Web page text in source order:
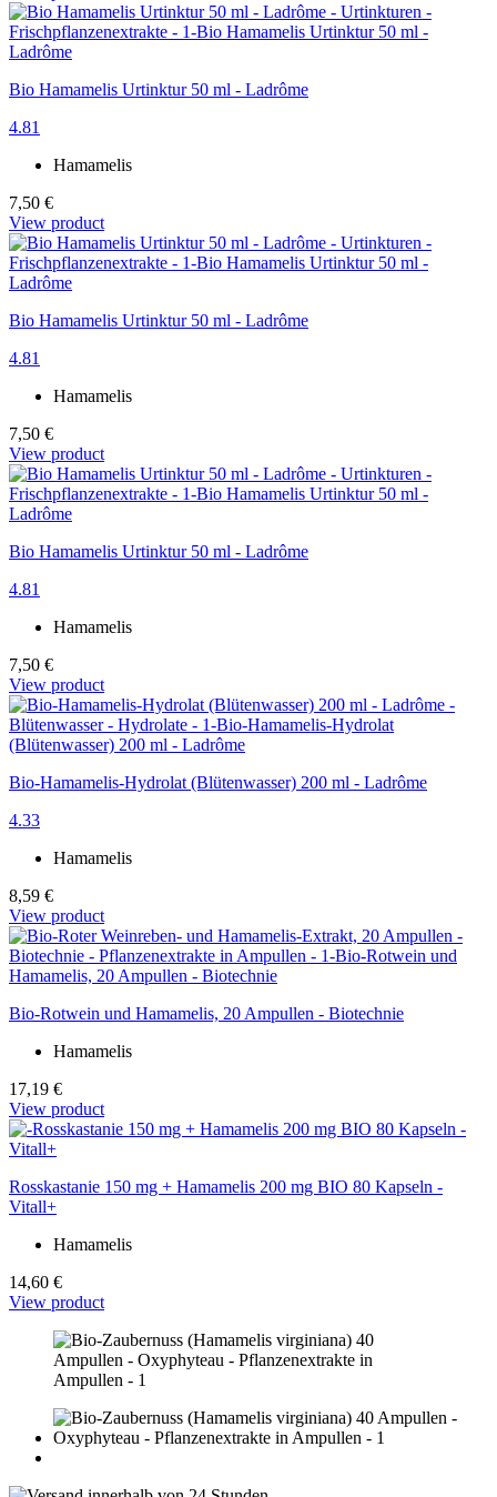
Bio Hamamelis Urtinktur 50 ml - Ladrôme
4.81
Hamamelis
7,50 €
View product
Bio Hamamelis Urtinktur 50 ml - Ladrôme
4.81
Hamamelis
7,50 €
View product
Bio Hamamelis Urtinktur 50 ml - Ladrôme
4.81
Hamamelis
7,50 €
View product
Bio-Hamamelis-Hydrolat (Blütenwasser) 200 ml - Ladrôme
4.33
Hamamelis
8,59 €
View product
Bio-Rotwein und Hamamelis, 20 Ampullen - Biotechnie
Hamamelis
17,19 €
View product
Rosskastanie 150 mg + Hamamelis 200 mg BIO 80 Kapseln -
Vitall+
Hamamelis
14,60 €
View product